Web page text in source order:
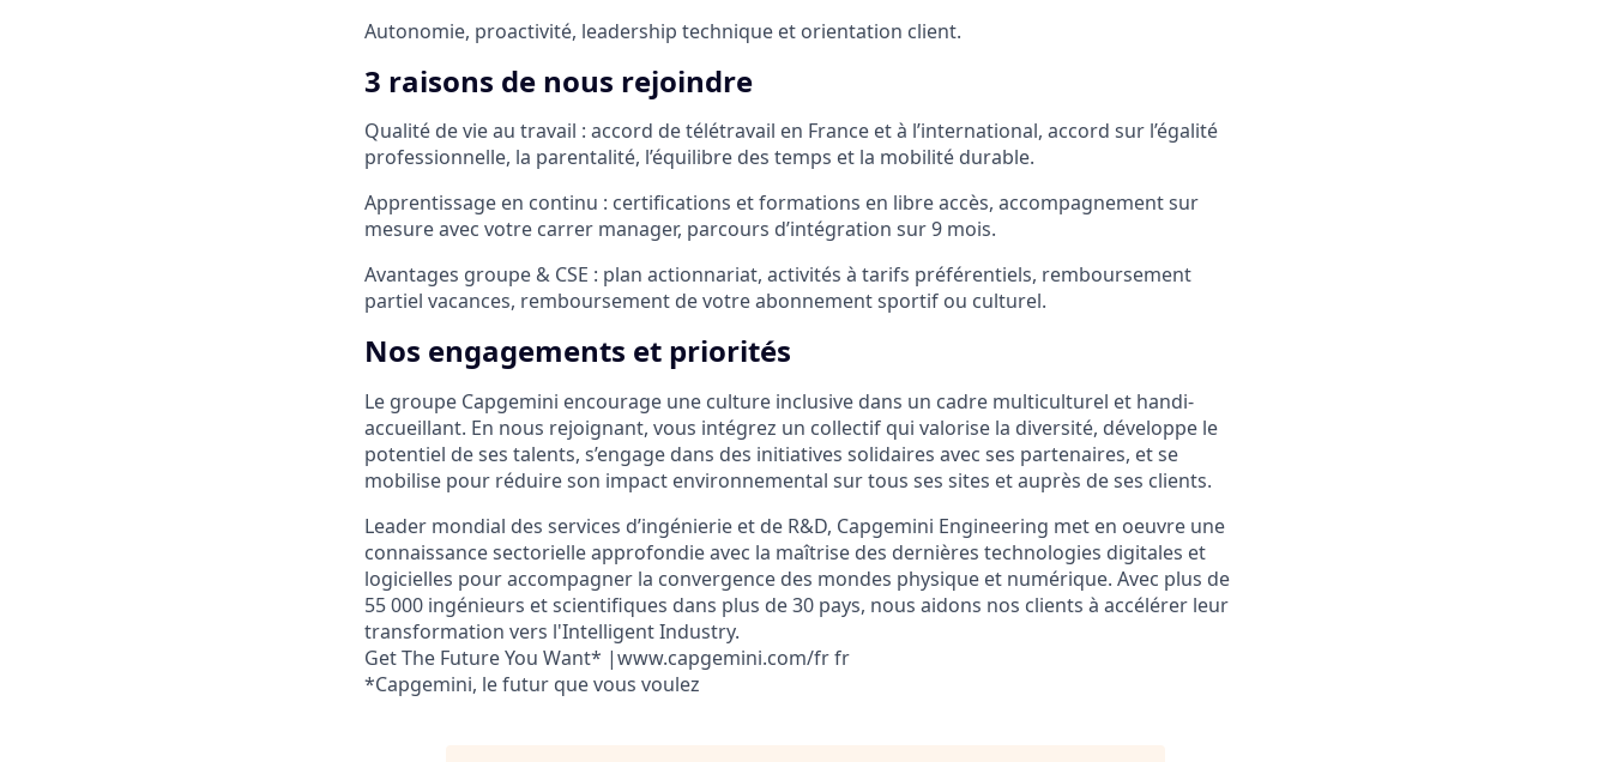
Autonomie, proactivité, leadership technique et orientation client.
3 raisons de nous rejoindre
Qualité de vie au travail : accord de télétravail en France et à l’international, accord sur l’égalité
professionnelle, la parentalité, l’équilibre des temps et la mobilité durable.
Apprentissage en continu : certifications et formations en libre accès, accompagnement sur
mesure avec votre carrer manager, parcours d’intégration sur 9 mois.
Avantages groupe & CSE : plan actionnariat, activités à tarifs préférentiels, remboursement
partiel vacances, remboursement de votre abonnement sportif ou culturel.
Nos engagements et priorités
Le groupe Capgemini encourage une culture inclusive dans un cadre multiculturel et handi-
accueillant. En nous rejoignant, vous intégrez un collectif qui valorise la diversité, développe le
potentiel de ses talents, s’engage dans des initiatives solidaires avec ses partenaires, et se
mobilise pour réduire son impact environnemental sur tous ses sites et auprès de ses clients.
Leader mondial des services d’ingénierie et de R&D, Capgemini Engineering met en oeuvre une
connaissance sectorielle approfondie avec la maîtrise des dernières technologies digitales et
logicielles pour accompagner la convergence des mondes physique et numérique. Avec plus de
55 000 ingénieurs et scientifiques dans plus de 30 pays, nous aidons nos clients à accélérer leur
transformation vers l'Intelligent Industry.
Get The Future You Want* |www.capgemini.com/fr fr
*Capgemini, le futur que vous voulez